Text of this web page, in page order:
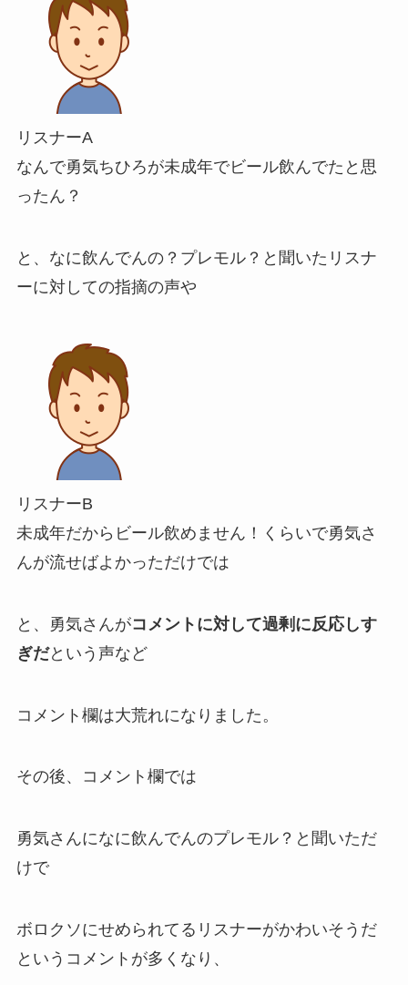
リスナーA
なんで勇気ちひろが未成年でビール飲んでたと思
ったん？
と、 なに飲んでんの？プレモル？と聞いたリスナ
ーに対しての指摘の声や
リスナーB
未成年だからビール飲めません！くらいで勇気さ
んが流せばよかっただけでは
と、勇気さんがコメントに対して過剰に反応しす
ぎだという声など
コメント欄は大荒れになりました。
その後、コメント欄では
勇気さんになに飲んでんのプレモル？と聞いただ
けで
ボロクソにせめられてるリスナーがかわいそうだ
というコメントが多くなり、